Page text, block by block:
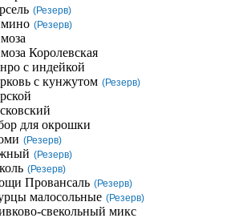
(Резерв)
(Резерв)
Королевская
с индейкой
с кунжутом (Резерв)
для окрошки
(Резерв)
(Резерв)
(Резерв)
Провансаль (Резерв)
малосольные (Резерв)
свекольный микс